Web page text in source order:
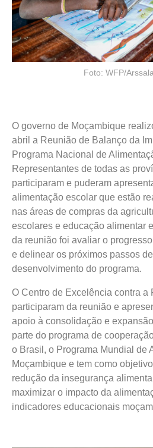
Foto: WFP/
O governo de Moçambique
abril a Reunião de Balanço da
Programa Nacional de
Representantes de todas as
participaram e puderam
alimentação escolar que estão
nas áreas de compras da
escolares e educação alimentar
da reunião foi avaliar o
e delinear os próximos passos
desenvolvimento do programa.
O Centro de Excelência contra a
participaram da reunião e
apoio à consolidação e
parte do programa de
o Brasil, o Programa Mundial de
Moçambique e tem como
redução da insegurança
maximizar o impacto da
indicadores educacionais